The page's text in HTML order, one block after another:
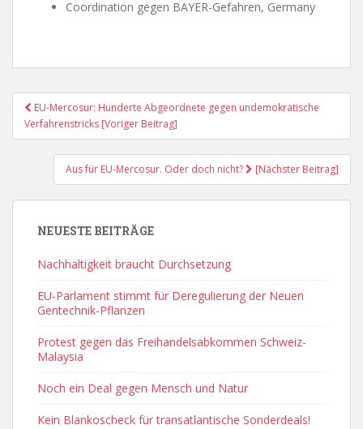
Coordination gegen BAYER-Gefahren, Germany
Post
Navigation
EU-Mercosur: Hunderte Abgeordnete gegen undemokratische
Verfahrenstricks [Voriger Beitrag]
Aus für EU-Mercosur. Oder doch nicht? [Nächster Beitrag]
NEUESTE BEITRÄGE
Nachhaltigkeit braucht Durchsetzung
EU-Parlament stimmt für Deregulierung der Neuen
Gentechnik-Pflanzen
Protest gegen das Freihandelsabkommen Schweiz-
Malaysia
Noch ein Deal gegen Mensch und Natur
Kein Blankoscheck für transatlantische Sonderdeals!